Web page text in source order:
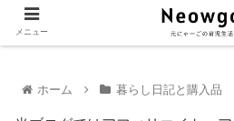
ホーム 暮らし日記と購入品
メニュー